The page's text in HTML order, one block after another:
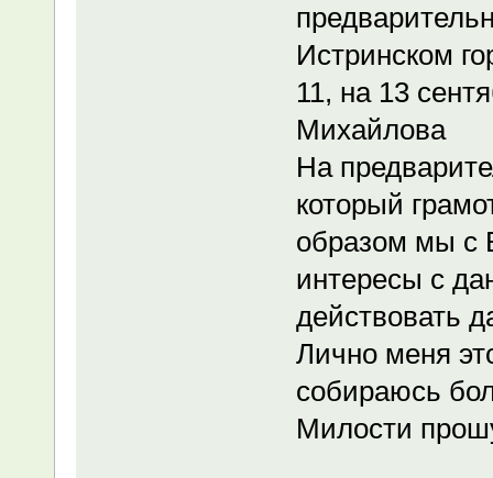
Истринском
11, на 13
Михайлова
На
который
образом мы с
интересы с
действовать
Лично меня
собираюсь
Милости